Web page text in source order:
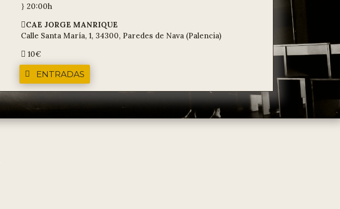
} 20:00h
CAE JORGE MANRIQUE
Calle Santa María, 1, 34300, Paredes de Nava (Palencia)
 10€
ENTRADAS